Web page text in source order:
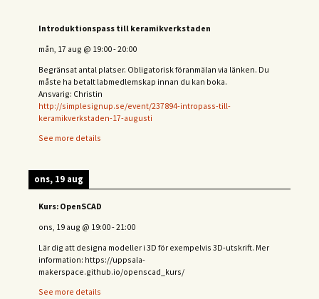
Introduktionspass till keramikverkstaden
mån, 17 aug @ 19:00-20:00
Begränsat antal platser. Obligatorisk föranmälan via länken. Du
måste ha betalt labmedlemskap innan du kan boka.
Ansvarig: Christin
http://simplesignup.se/event/237894-intropass-till-
keramikverkstaden-17-augusti
See more details
ons, 19 aug
Kurs: OpenSCAD
ons, 19 aug @ 19:00-21:00
Lär dig att designa modeller i 3D för exempelvis 3D-utskrift. Mer
information: https://uppsala-
makerspace.github.io/openscad_kurs/
See more details